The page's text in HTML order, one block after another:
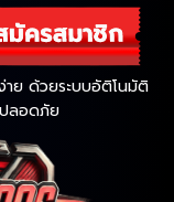
ย ด้วยระบบอัติโนมัติ
ลอดภัย